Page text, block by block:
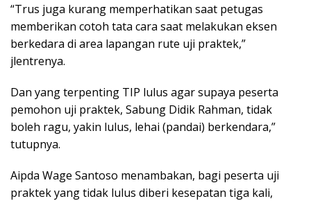
“Trus juga kurang memperhatikan saat petugas
memberikan cotoh tata cara saat melakukan eksen
berkedara di area lapangan rute uji praktek,”
jlentrenya.
Dan yang terpenting TIP lulus agar supaya peserta
pemohon uji praktek, Sabung Didik Rahman, tidak
boleh ragu, yakin lulus, lehai (pandai) berkendara,”
tutupnya.
Aipda Wage Santoso menambakan, bagi peserta uji
praktek yang tidak lulus diberi kesepatan tiga kali,